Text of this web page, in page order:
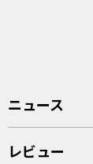
ニュース
レビュー